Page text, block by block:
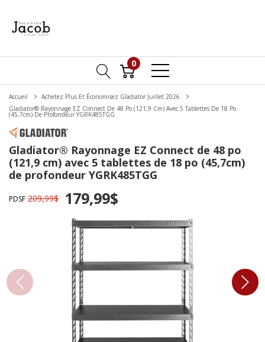
0
Accueil
Achetez Plus Et Économisez Gladiator Juillet 2026
Gladiator® Rayonnage EZ Connect De 48 Po (121,9 Cm) Avec 5 Tablettes De 18 Po
(45,7cm) De Profondeur YGRK485TGG
Gladiator® Rayonnage EZ Connect de 48 po
(121,9 cm) avec 5 tablettes de 18 po (45,7cm)
de profondeur YGRK485TGG
PDSF 209,99$ 179,99$